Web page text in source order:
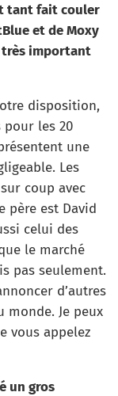
tant fait couler
et de Moxy
très important
disposition,
pour les 20
une
Les
coup avec
père est David
celui des
le marché
pas seulement.
d’autres
monde. Je peux
vous appelez
un gros